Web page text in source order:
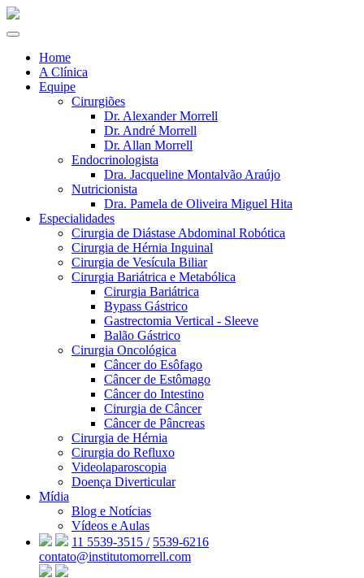
Home
A Clínica
Equipe
Cirurgiões
Dr. Alexander Morrell
Dr. André Morrell
Dr. Allan Morrell
Endocrinologista
Dra. Jacqueline Montalvão Araújo
Nutricionista
Dra. Pamela de Oliveira Miguel Hita
Especialidades
Cirurgia de Diástase Abdominal Robótica
Cirurgia de Hérnia Inguinal
Cirurgia de Vesícula Biliar
Cirurgia Bariátrica e Metabólica
Cirurgia Bariátrica
Bypass Gástrico
Gastrectomia Vertical - Sleeve
Balão Gástrico
Cirurgia Oncológica
Câncer do Esôfago
Câncer de Estômago
Câncer do Intestino
Cirurgia de Câncer
Câncer de Pâncreas
Cirurgia de Hérnia
Cirurgia do Refluxo
Videolaparoscopia
Doença Diverticular
Mídia
Blog e Notícias
Vídeos e Aulas
11 5539-3515 / 5539-6216
contato@institutomorrell.com